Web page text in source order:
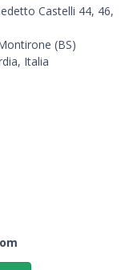
Castelli 44, 46,
(BS)
Italia